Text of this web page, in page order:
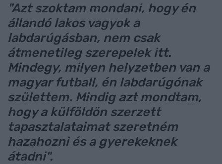
"Azt szoktam mondani, hogy én
állandó lakos vagyok a
labdarúgásban, nem csak
átmenetileg szerepelek itt.
Mindegy, milyen helyzetben van a
magyar futball, én labdarúgónak
születtem. Mindig azt mondtam,
hogy a külföldön szerzett
tapasztalataimat szeretném
hazahozni és a gyerekeknek
átadni".